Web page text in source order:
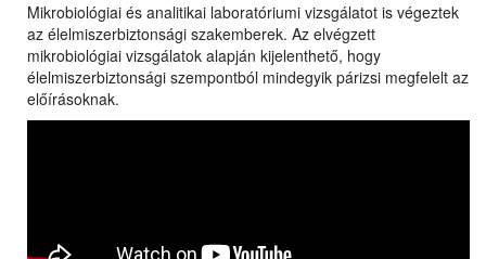
Mikrobiológiai és analitikai laboratóriumi vizsgálatot is végeztek
az élelmiszerbiztonsági szakemberek. Az elvégzett
mikrobiológiai vizsgálatok alapján kijelenthető, hogy
élelmiszerbiztonsági szempontból mindegyik párizsi megfelelt az
előírásoknak.